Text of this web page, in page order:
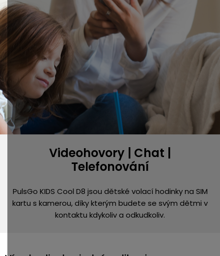
Videohovory | Chat |
Telefonování
PulsGo KIDS Cool D8 jsou dětské volací hodinky na SIM
kartu s kamerou, díky kterým budete se svým dětmi v
kontaktu kdykoliv a odkudkoliv.